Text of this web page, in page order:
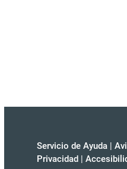
Servicio de Ayuda |
Privacidad |